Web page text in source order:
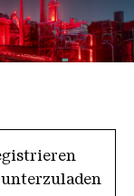
in Rot